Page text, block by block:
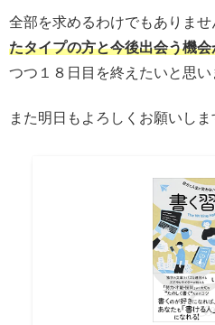
全部を求めるわけでもありませ
たタイプの方と今後出会う機
つつ１８日目を終えたいと思い
また明日もよろしくお願いしま